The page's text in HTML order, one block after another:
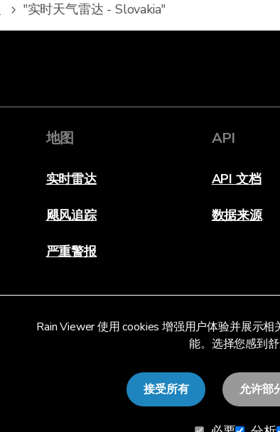
Rain Viewer 使用 cookies 增强用户体验并展示
能。选择您感到舒
接受所有 允许部
"实时天气雷达 - Slovakia"
地图
实时雷达
飓风追踪
严重警报
API
API 文档
数据来源